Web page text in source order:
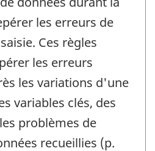
les erreurs de
Ces règles
les erreurs
les variations d'une
variables clés, des
problèmes de
recueillies (p.